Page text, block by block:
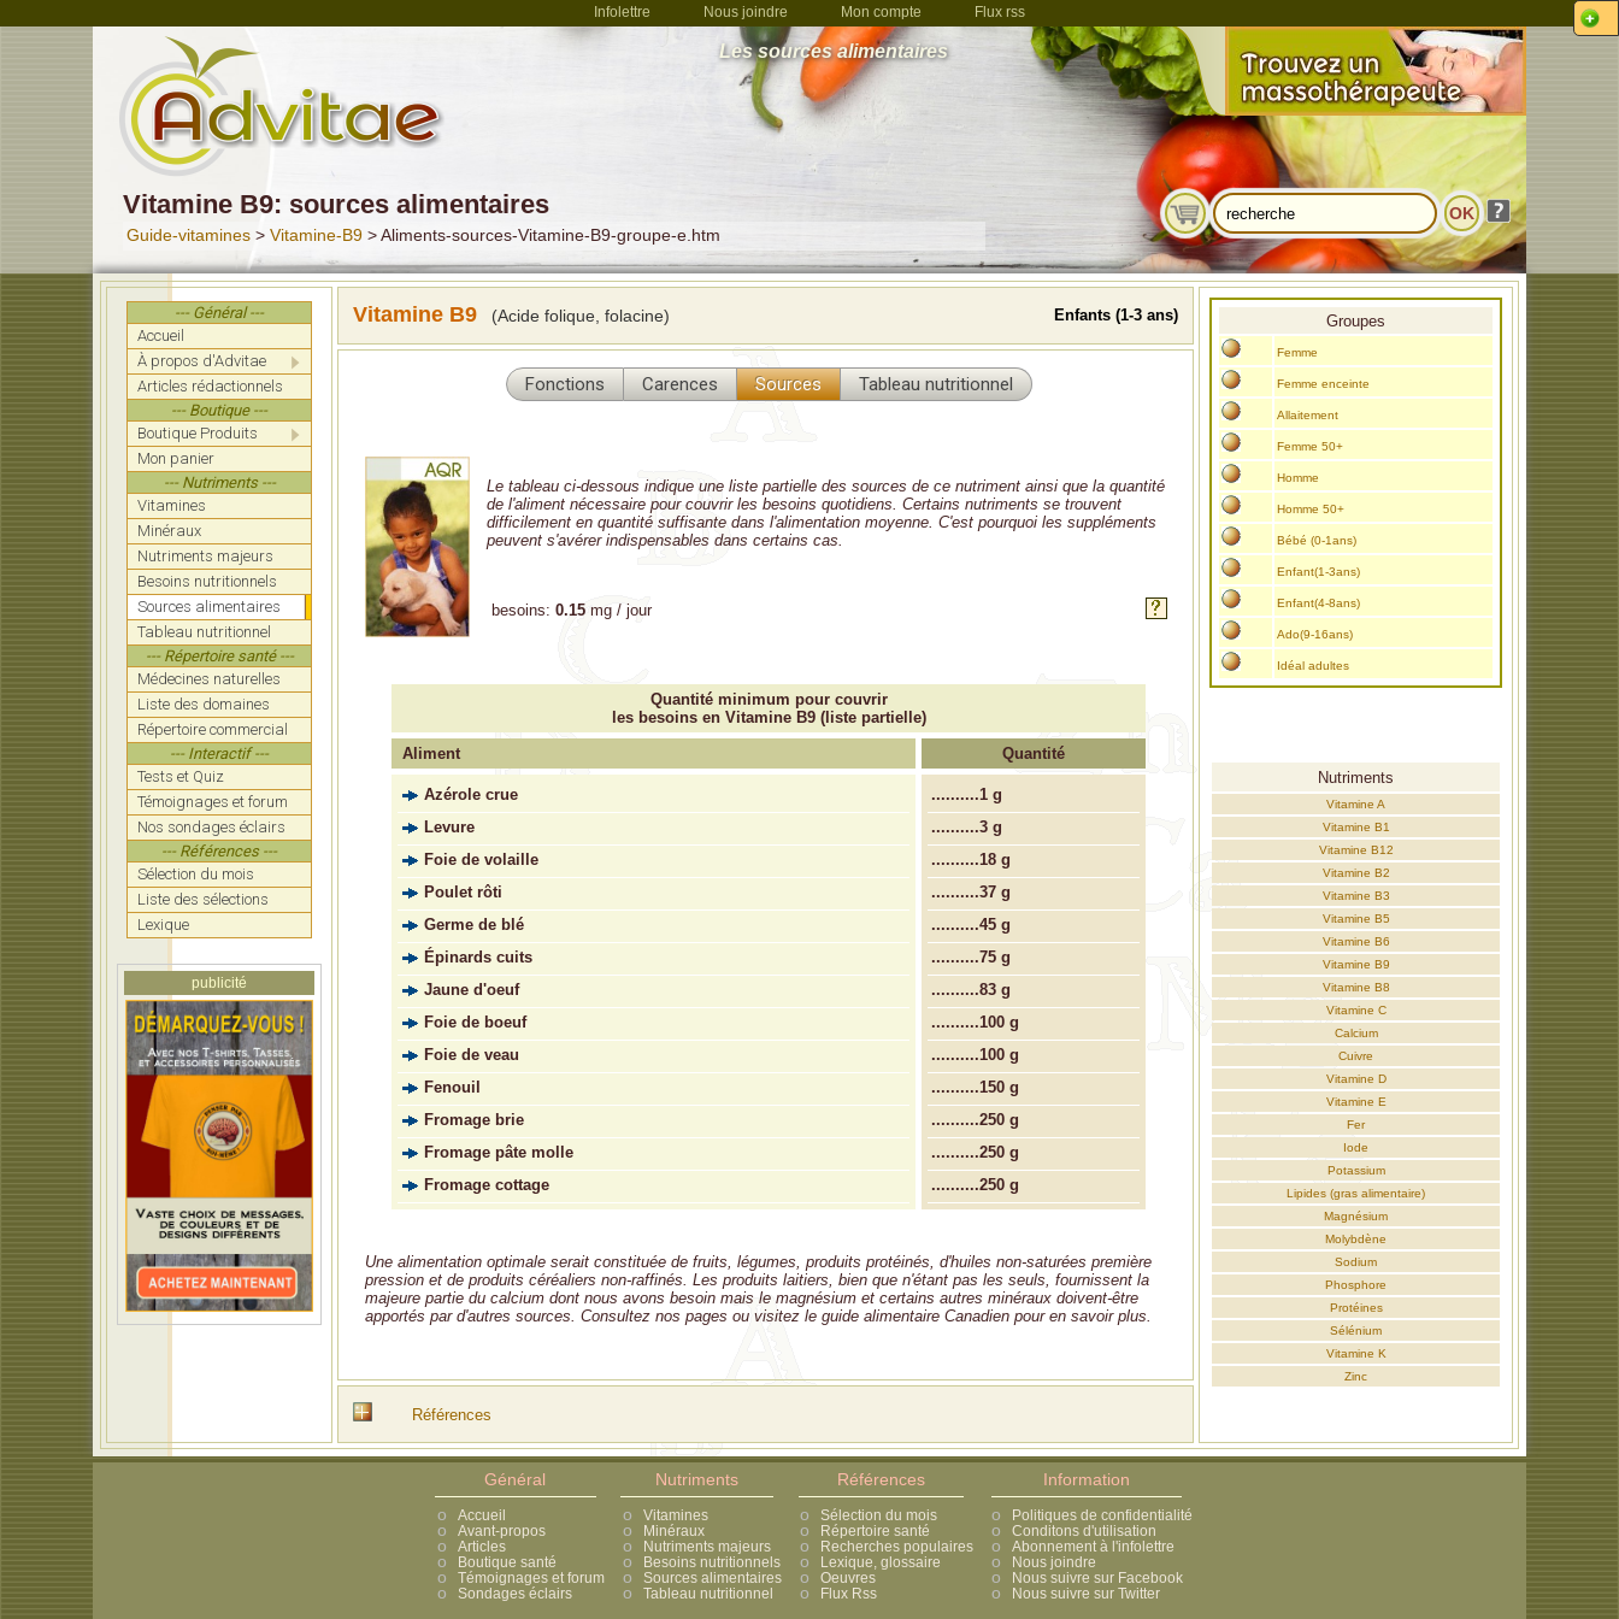
Infolettre Nous joindre Mon compte Flux rss
Les sources alimentaires
Vitamine B9: sources alimentaires
Guide-vitamines > Vitamine-B9 > Aliments-sources-Vitamine-B9-groupe-e.htm
--- Général ---
Accueil
À propos d'Advitae
Articles rédactionnels
--- Boutique ---
Boutique Produits
Mon panier
--- Nutriments ---
Vitamines
Minéraux
Nutriments majeurs
Besoins nutritionnels
Sources alimentaires
Tableau nutritionnel
--- Répertoire santé ---
Médecines naturelles
Liste des domaines
Répertoire commercial
--- Interactif ---
Tests et Quiz
Témoignages et forum
Nos sondages éclairs
--- Références ---
Sélection du mois
Liste des sélections
Lexique
publicité
Vitamine B9 (Acide folique, folacine) Enfants (1-3 ans) Groupes
Femme
Femme enceinte
Allaitement
Femme 50+
Homme
Homme 50+
Bébé (0-1ans)
Enfant(1-3ans)
Enfant(4-8ans)
Ado(9-16ans)
Idéal adultes
Nutriments
Vitamine A
Vitamine B1
Vitamine B12
Vitamine B2
Vitamine B3
Vitamine B5
Vitamine B6
Vitamine B9
Vitamine B8
Vitamine C
Calcium
Cuivre
Vitamine D
Vitamine E
Fer
Iode
Potassium
Lipides (gras alimentaire)
Magnésium
Molybdène
Sodium
Phosphore
Protéines
Sélénium
Vitamine K
Zinc
Fonctions Carences Sources Tableau nutritionnel
Le tableau ci-dessous indique une liste partielle des sources de ce nutriment ainsi que la quantité
de l'aliment nécessaire pour couvrir les besoins quotidiens. Certains nutriments se trouvent
difficilement en quantité suffisante dans l'alimentation moyenne. C'est pourquoi les suppléments
peuvent s'avérer indispensables dans certains cas.
besoins: 0.15 mg / jour
Quantité minimum pour couvrir
les besoins en Vitamine B9 (liste partielle)
Aliment
Quantité
Azérole crue
Levure
Foie de volaille
Poulet rôti
Germe de blé
Épinards cuits
Jaune d'oeuf
Foie de boeuf
Foie de veau
Fenouil
Fromage brie
Fromage pâte molle
Fromage cottage
..........1 g
..........3 g
..........18 g
..........37 g
..........45 g
..........75 g
..........83 g
..........100 g
..........100 g
..........150 g
..........250 g
..........250 g
..........250 g
Une alimentation optimale serait constituée de fruits, légumes, produits protéinés, d'huiles non-saturées première
pression et de produits céréaliers non-raffinés. Les produits laitiers, bien que n'étant pas les seuls, fournissent la
majeure partie du calcium dont nous avons besoin mais le magnésium et certains autres minéraux doivent-être
apportés par d'autres sources. Consultez nos pages ou visitez le guide alimentaire Canadien pour en savoir plus.
Références
Général
Accueil
Avant-propos
Articles
Boutique santé
Témoignages et forum
Sondages éclairs
Nutriments
Vitamines
Minéraux
Nutriments majeurs
Besoins nutritionnels
Sources alimentaires
Tableau nutritionnel
Références
Sélection du mois
Répertoire santé
Recherches populaires
Lexique, glossaire
Oeuvres
Flux Rss
Information
Politiques de confidentialité
Conditons d'utilisation
Abonnement à l'infolettre
Nous joindre
Nous suivre sur Facebook
Nous suivre sur Twitter